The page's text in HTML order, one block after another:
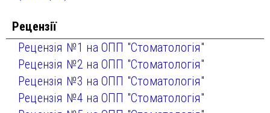
Рецензії
Рецензія №1 на ОПП "Стоматологія"
Рецензія №2 на ОПП "Стоматологія"
Рецензія №3 на ОПП "Стоматологія"
Рецензія №4 на ОПП "Стоматологія"